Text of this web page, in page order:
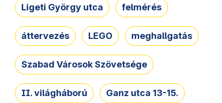
Ligeti György utca felmérés
áttervezés LEGO meghallgatás
Szabad Városok Szövetsége
II. világháború Ganz utca 13-15.